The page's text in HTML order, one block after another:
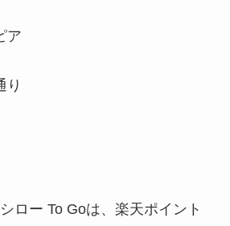
ア
り
ロー To Goは、楽天ポイント